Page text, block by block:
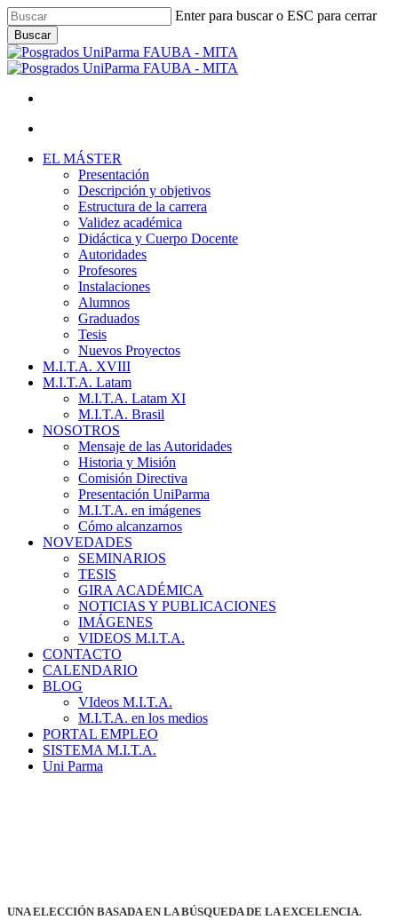
Skip
to
main
content
Enter para buscar o ESC para cerrar
Buscar
Close
Search
Menu
Menu
EL MÁSTER
Presentación
Descripción y objetivos
Estructura de la carrera
Validez académica
Didáctica y Cuerpo Docente
Autoridades
Profesores
Instalaciones
Alumnos
Graduados
Tesis
Nuevos Proyectos
M.I.T.A. XVIII
M.I.T.A. Latam
M.I.T.A. Latam XI
M.I.T.A. Brasil
NOSOTROS
Mensaje de las Autoridades
Historia y Misión
Comisión Directiva
Presentación UniParma
M.I.T.A. en imágenes
Cómo alcanzarnos
NOVEDADES
SEMINARIOS
TESIS
GIRA ACADÉMICA
NOTICIAS Y PUBLICACIONES
IMÁGENES
VIDEOS M.I.T.A.
CONTACTO
CALENDARIO
BLOG
VIdeos M.I.T.A.
M.I.T.A. en los medios
PORTAL EMPLEO
SISTEMA M.I.T.A.
Uni Parma
UNA ELECCIÓN BASADA EN LA BÚSQUEDA DE LA EXCELENCIA.